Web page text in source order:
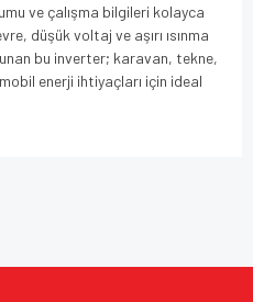
ve çalışma bilgileri kolayca
düşük voltaj ve aşırı ısınma
bu inverter; karavan, tekne,
enerji ihtiyaçları için ideal